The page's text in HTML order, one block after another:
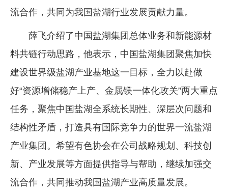
流合作，共同为我国盐湖行业发展贡献力量。
薛飞介绍了中国盐湖集团总体业务和新能源材
料共链行动思路，他表示，中国盐湖集团聚焦加快
建设世界级盐湖产业基地这一目标，全力以赴做
好“资源增储稳产上产、金属镁一体化攻关”两大重点
任务，聚焦中国盐湖全系统长期性、深层次问题和
结构性矛盾，打造具有国际竞争力的世界一流盐湖
产业集团。希望有色协会在公司战略规划、科技创
新、产业发展等方面提供指导与帮助，继续加强交
流合作，共同推动我国盐湖产业高质量发展。